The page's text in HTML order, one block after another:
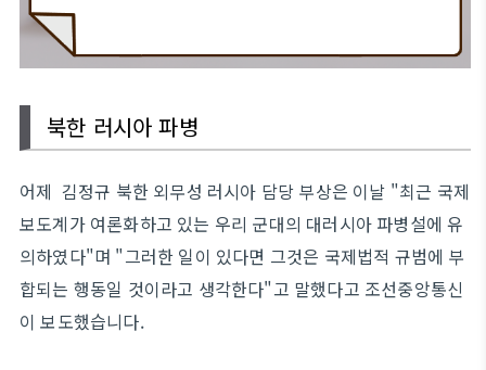
북한 러시아 파병
어제 김정규 북한 외무성 러시아 담당 부상은 이날 "최근 국제
보도계가 여론화하고 있는 우리 군대의 대러시아 파병설에 유
의하였다"며 "그러한 일이 있다면 그것은 국제법적 규범에 부
합되는 행동일 것이라고 생각한다"고 말했다고 조선중앙통신
이 보도했습니다.